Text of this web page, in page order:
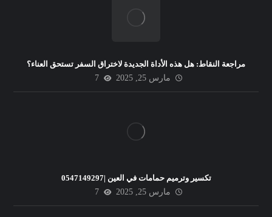
مراجعة النقاط: هل هذه الأداة الجديدة لاختراق السفر تستحق العناء؟
مارس 25, 2025
7
تكسير وترميم حمامات في العين |0547149297
مارس 25, 2025
7